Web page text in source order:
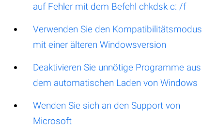
auf Fehler mit dem Befehl chkdsk c: /f
Verwenden Sie den Kompatibilitätsmodus
mit einer älteren Windowsversion
Deaktivieren Sie unnötige Programme aus
dem automatischen Laden von Windows
Wenden Sie sich an den Support von
Microsoft